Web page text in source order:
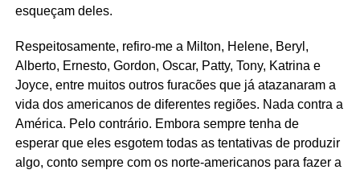
esqueçam deles.
Respeitosamente, refiro-me a Milton, Helene, Beryl,
Alberto, Ernesto, Gordon, Oscar, Patty, Tony, Katrina e
Joyce, entre muitos outros furacões que já atazanaram a
vida dos americanos de diferentes regiões. Nada contra a
América. Pelo contrário. Embora sempre tenha de
esperar que eles esgotem todas as tentativas de produzir
algo, conto sempre com os norte-americanos para fazer a